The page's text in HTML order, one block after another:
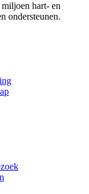
hart- en
ondersteunen.